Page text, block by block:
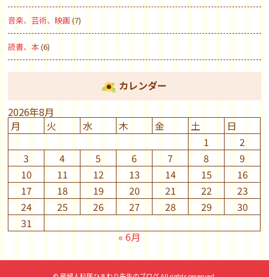
音楽、芸術、映画(7)
読書、本(6)
カレンダー
2026年8月
月
火 水 木 金 土
日
1
2
3
4 5 6 7 8
9
10
11 12 13 14 15
16
17
18 19 20 21 22
23
24
25 26 27 28 29
30
31
« 6月